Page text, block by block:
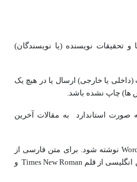
تحقیقات نویسنده (یا نویسندگان)
(داخلی یا خارجی) ارسال یا در هیچ یک
ها) چاپ نشده باشد.
صورت استاندارد به مقالات آخرین
5-1 - مقاله با استفاده از نرم افزار Word نوشته شود. برای متن فارسی از
قلم BNazanin با فونت 13 و برای متن انگلیسی از قلم Times New Roman و